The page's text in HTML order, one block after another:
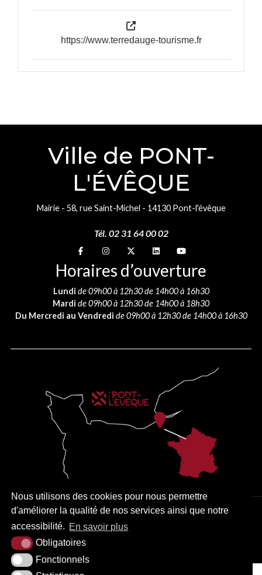
Nous utilisons des cookies pour nous permettre
d'améliorer la qualité de nos services ainsi que notre
accessibilité. En savoir plus
Obligatoires
Fonctionnels
https://www.terredauge-tourisme.fr
Ville de PONT-
L'ÉVÊQUE
Mairie - 58, rue Saint-Michel - 14130 Pont-l'évêque
Tél. 02 31 64 00 02
Suivez-nous sur
Suivez-nous sur
Suivez-nous sur
Suivez-nous sur
Suivez-nous sur
Horaires d’ouverture
Lundi de 09h00 à 12h30 de 14h00 à 16h30
Mardi de 09h00 à 12h30 de 14h00 à 18h30
Du Mercredi au Vendredi de 09h00 à 12h30 de 14h00 à 16h30
PLAN DU SITE MENTIONS LÉGALES ACCESSIBILITÉ